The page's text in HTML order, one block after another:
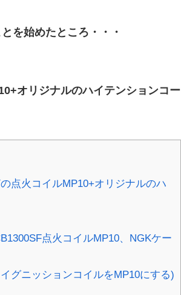
を始めたところ・・・
オリジナルのハイテンションコー
点火コイルMP10+オリジナルのハ
点火コイルMP10、NGKケー
グニッションコイルをMP10にする)